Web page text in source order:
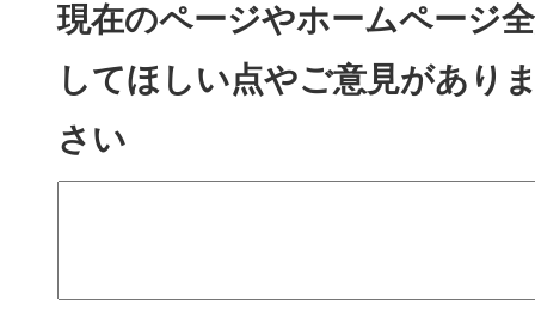
現在のページやホームページ
してほしい点やご意見があり
さい